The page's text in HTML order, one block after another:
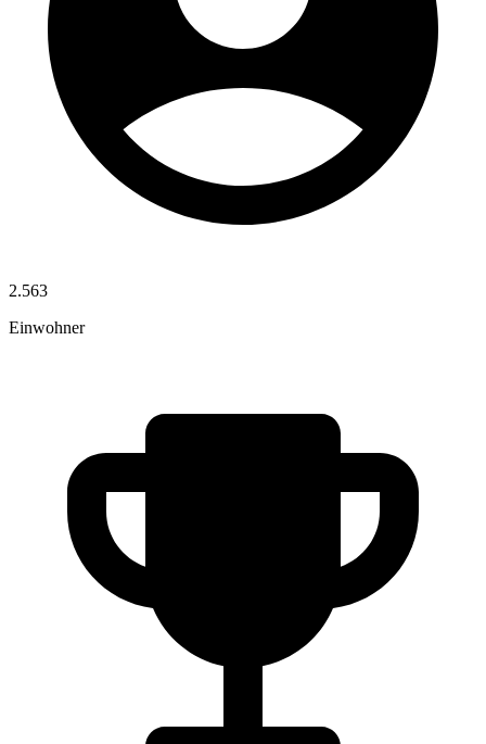
2.563
Einwohner